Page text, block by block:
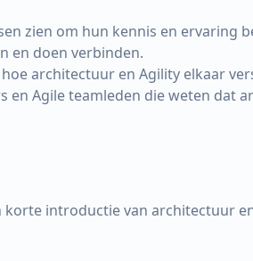
zien om hun kennis en ervaring
en doen verbinden.
architectuur en Agility elkaar
en Agile teamleden die weten dat
introductie van architectuur